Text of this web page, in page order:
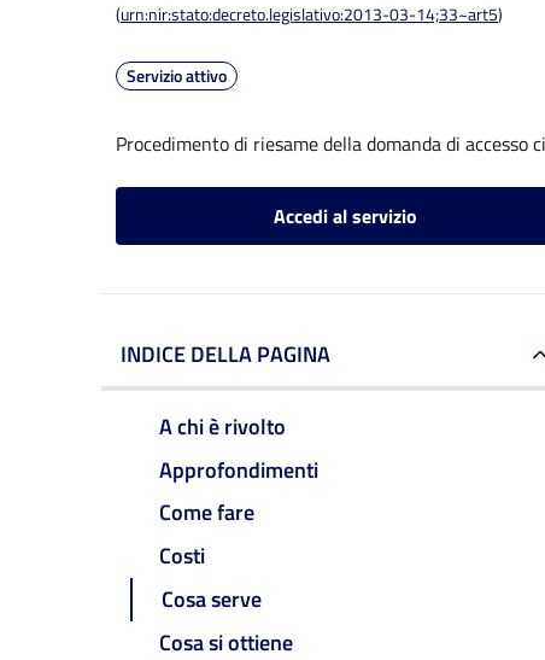
(urn:nir:stato:decreto.legislativo:2013-03-14;33~art5)
Servizio attivo
Procedimento di riesame della domanda di accesso
Accedi al servizio
INDICE DELLA PAGINA
A chi è rivolto
Approfondimenti
Come fare
Costi
Cosa serve
Cosa si ottiene